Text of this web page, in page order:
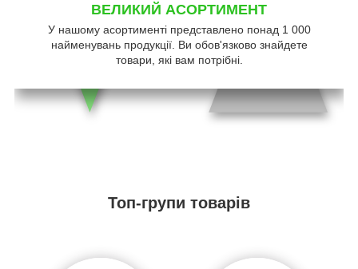
ВЕЛИКИЙ АСОРТИМЕНТ
У нашому асортименті представлено понад 1 000
найменувань продукції. Ви обов'язково знайдете
товари, які вам потрібні.
Топ-групи товарів